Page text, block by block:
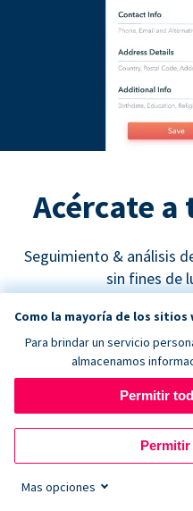
Acércate a
Seguimiento & análisis
sin fines de
Descubre cuáles son
fondos más efectivos y
Como la mayoría de los
Para brindar un servicio
almacenamos
Permitir
Mas opciones